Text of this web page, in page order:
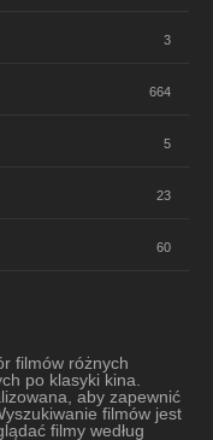
3
664
5
23
60
filmów różnych
po klasyki kina.
aby zapewnić
filmów jest
filmy według